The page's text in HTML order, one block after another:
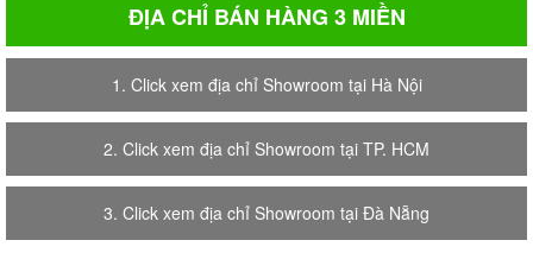
ĐỊA CHỈ BÁN HÀNG 3 MIỀN
1. Click xem địa chỉ Showroom tại Hà Nội
2. Click xem địa chỉ Showroom tại TP. HCM
3. Click xem địa chỉ Showroom tại Đà Nẵng